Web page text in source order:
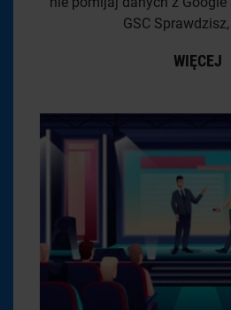
GSC
WIĘCEJ